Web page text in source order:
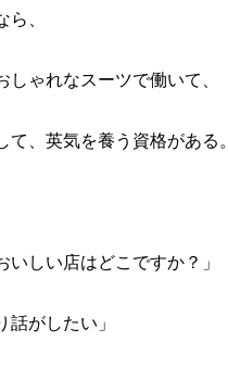
、
しゃれなスーツで働いて、
て、英気を養う資格がある。
いしい店はどこですか？」
話がしたい」